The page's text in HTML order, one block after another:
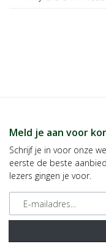
Meld je aan voor
Schrijf je in voor onze
eerste de beste
lezers gingen je voor.
E-mailadres